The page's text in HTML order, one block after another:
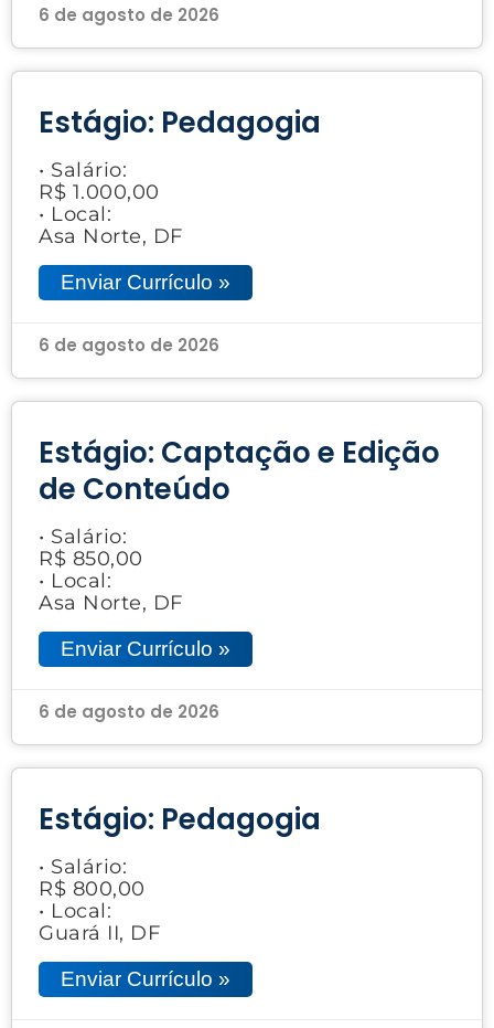
6 de agosto de 2026
Estágio: Pedagogia
• Salário:
R$ 1.000,00
• Local:
Asa Norte, DF
Enviar Currículo »
6 de agosto de 2026
Estágio: Captação e Edição
de Conteúdo
• Salário:
R$ 850,00
• Local:
Asa Norte, DF
Enviar Currículo »
6 de agosto de 2026
Estágio: Pedagogia
• Salário:
R$ 800,00
• Local:
Guará II, DF
Enviar Currículo »